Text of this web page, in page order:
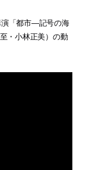
演「都市―記号の海
・小林正美）の動